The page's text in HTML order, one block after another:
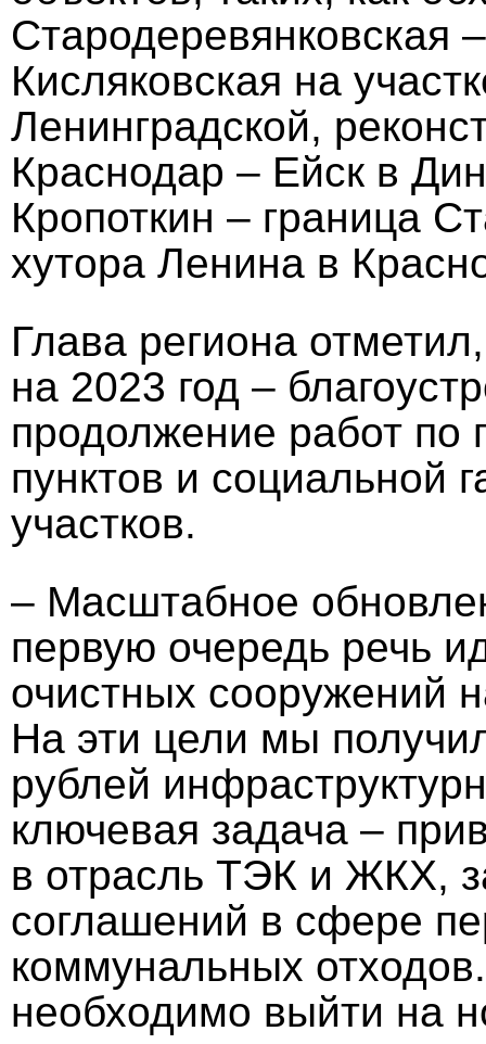
Стародеревянковская
Кисляковская на
Ленинградской,
Краснодар – Ейск в
Кропоткин – граница
хутора Ленина в
Глава региона
на 2023 год –
продолжение работ по
пунктов и социальной
участков.
– Масштабное
первую очередь речь
очистных сооружений
На эти цели мы
рублей
ключевая задача –
в отрасль ТЭК и ЖКХ,
соглашений в сфере
коммунальных
необходимо выйти на